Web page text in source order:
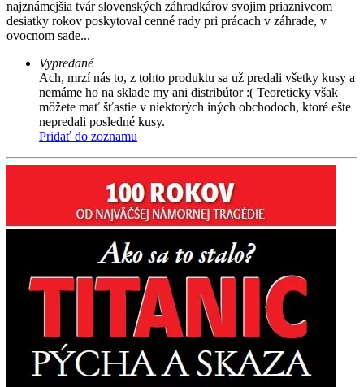
najznámejšia tvár slovenských záhradkárov svojim priaznivcom
desiatky rokov poskytoval cenné rady pri prácach v záhrade, v
ovocnom sade...
Vypredané
Ach, mrzí nás to, z tohto produktu sa už predali všetky kusy a
nemáme ho na sklade my ani distribútor :( Teoreticky však
môžete mať šťastie v niektorých iných obchodoch, ktoré ešte
nepredali posledné kusy.
Pridať do zoznamu